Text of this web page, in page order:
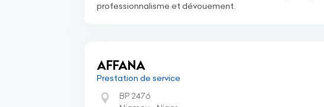
professionnalisme et dévouement.
AFFANA
Prestation de service
BP 2476